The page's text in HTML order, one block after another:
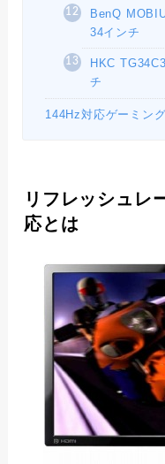
BenQ
34インチ
HKC
チ
144Hz対応ゲーミン
リフレッシュレ
応とは